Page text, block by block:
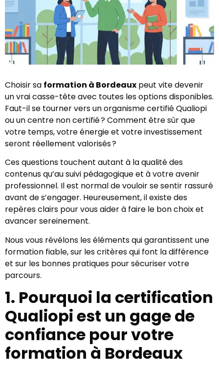
Choisir sa formation à Bordeaux peut vite devenir
un vrai casse-tête avec toutes les options disponibles.
Faut-il se tourner vers un organisme certifié Qualiopi
ou un centre non certifié ? Comment être sûr que
votre temps, votre énergie et votre investissement
seront réellement valorisés ?
Ces questions touchent autant à la qualité des
contenus qu’au suivi pédagogique et à votre avenir
professionnel. Il est normal de vouloir se sentir rassuré
avant de s’engager. Heureusement, il existe des
repères clairs pour vous aider à faire le bon choix et
avancer sereinement.
Nous vous révélons les éléments qui garantissent une
formation fiable, sur les critères qui font la différence
et sur les bonnes pratiques pour sécuriser votre
parcours.
1. Pourquoi la certification
Qualiopi est un gage de
confiance pour votre
formation à Bordeaux